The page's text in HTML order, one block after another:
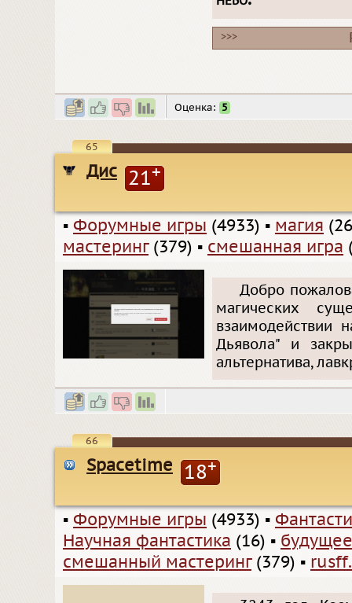
>>>
Оценка: 5
65
Дис 21+
▪ Форумные игры (4933) ▪ магия
мастеринг(379) ▪ смешанная игра
Добро
магических
взаимодействии
Дьявола" и
альтернатива,
66
Spacetime 18+
▪ Форумные игры (4933) ▪
Научная фантастика (16) ▪ будущее
смешанный мастеринг(379) ▪